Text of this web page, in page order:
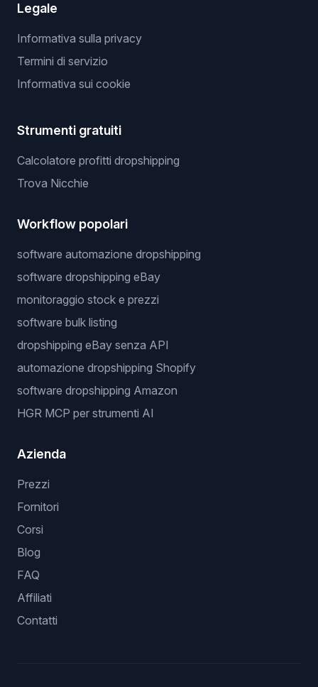
Legale
Informativa sulla privacy
Termini di servizio
Informativa sui cookie
Strumenti gratuiti
Calcolatore profitti dropshipping
Trova Nicchie
Workflow popolari
software automazione dropshipping
software dropshipping eBay
monitoraggio stock e prezzi
software bulk listing
dropshipping eBay senza API
automazione dropshipping Shopify
software dropshipping Amazon
HGR MCP per strumenti AI
Azienda
Prezzi
Fornitori
Corsi
Blog
FAQ
Affiliati
Contatti